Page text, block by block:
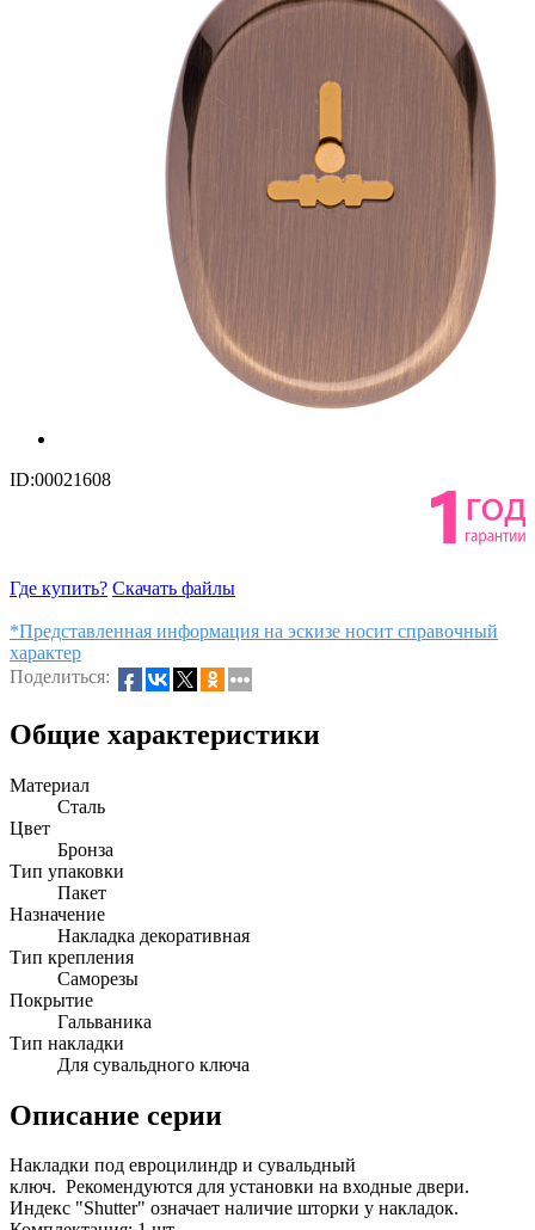
ID:00021608
Где купить? Скачать файлы
*Представленная информация на эскизе носит справочный
характер
Поделиться:
Общие характеристики
Материал
Сталь
Цвет
Бронза
Тип упаковки
Пакет
Назначение
Накладка декоративная
Тип крепления
Саморезы
Покрытие
Гальваника
Тип накладки
Для сувальдного ключа
Описание серии
Накладки под евроцилиндр и сувальдный
ключ. Рекомендуются для установки на входные двери.
Индекс "Shutter" означает наличие шторки у накладок.